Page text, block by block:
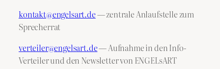
kontakt@engelsart.de— zentrale Anlaufstelle zum
Sprecherrat
verteiler@engelsart.de— Aufnahme in den Info-
Verteiler und den Newsletter von ENGELsART